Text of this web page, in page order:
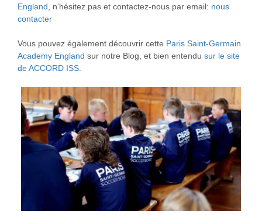
England, n’hésitez pas et contactez-nous par email: nous
contacter
Vous pouvez également découvrir cette Paris Saint-Germain
Academy England sur notre Blog, et bien entendu sur le site
de ACCORD ISS.